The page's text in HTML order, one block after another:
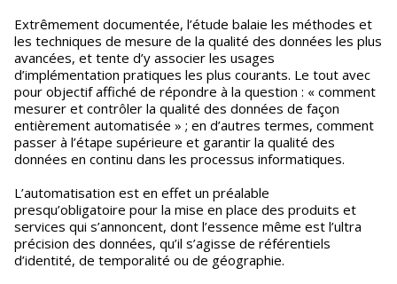
Extrêmement documentée, l’étude balaie les méthodes et
les techniques de mesure de la qualité des données les plus
avancées, et tente d’y associer les usages
d’implémentation pratiques les plus courants. Le tout avec
pour objectif affiché de répondre à la question : « comment
mesurer et contrôler la qualité des données de façon
entièrement automatisée » ; en d’autres termes, comment
passer à l’étape supérieure et garantir la qualité des
données en continu dans les processus informatiques.
L’automatisation est en effet un préalable
presqu’obligatoire pour la mise en place des produits et
services qui s’annoncent, dont l’essence même est l’ultra
précision des données, qu’il s’agisse de référentiels
d’identité, de temporalité ou de géographie.